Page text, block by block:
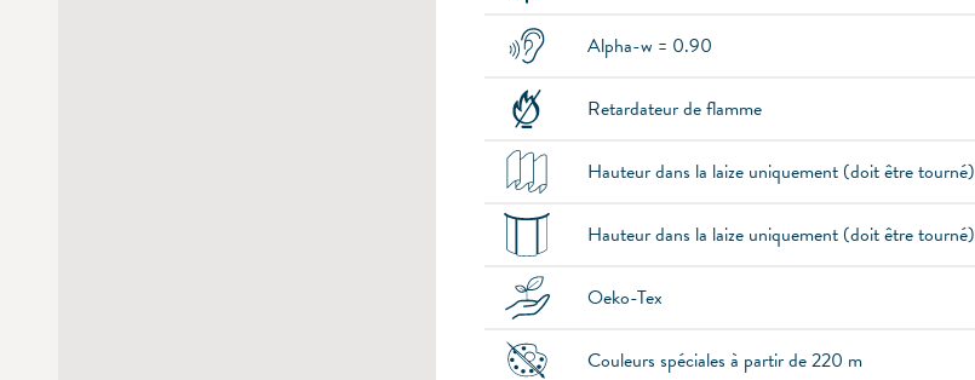
Alpha-w = 0.90
Retardateur de flamme
Hauteur dans la laize uniquement (doit être tourné)
Hauteur dans la laize uniquement (doit être tourné)
Oeko-Tex
Couleurs spéciales à partir de 220 m